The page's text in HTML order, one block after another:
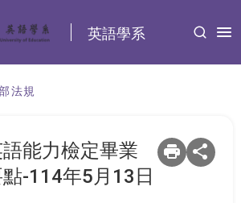
英語學系
法規
能力檢定畢業
-114年5月13日